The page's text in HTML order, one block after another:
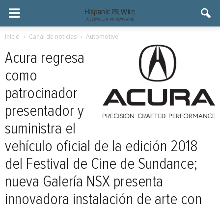
Inicio Canal de noticias Automotive
Acura regresa
como
patrocinador
presentador y
suministra el
vehículo oficial de la edición 2018
del Festival de Cine de Sundance;
nueva Galería NSX presenta
innovadora instalación de arte con